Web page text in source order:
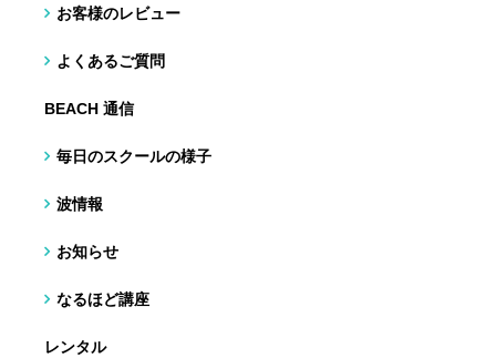
お客様のレビュー
よくあるご質問
BEACH 通信
毎日のスクールの様子
波情報
お知らせ
なるほど講座
レンタル